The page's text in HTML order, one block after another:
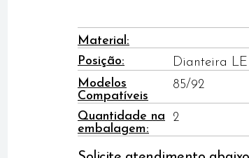
Material:
Posição:
Dianteira
Modelos
Compatíveis
85/92
Quantidade na
embalagem:
2